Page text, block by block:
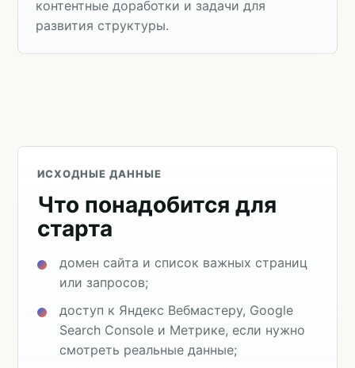
контентные доработки и задачи для
развития структуры.
ИСХОДНЫЕ ДАННЫЕ
Что понадобится для
старта
домен сайта и список важных страниц
или запросов;
доступ к Яндекс Вебмастеру, Google
Search Console и Метрике, если нужно
смотреть реальные данные;